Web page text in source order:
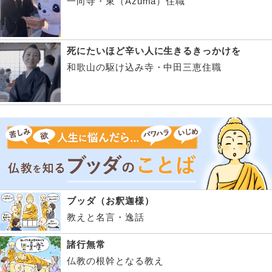
死にたいほど辛い人に生きるきっかけを
和歌山の駆け込み寺・中田三恵住職
ブッダ（お釈迦様）
教えと名言・逸話
諸行無常
仏教の根幹となる教え